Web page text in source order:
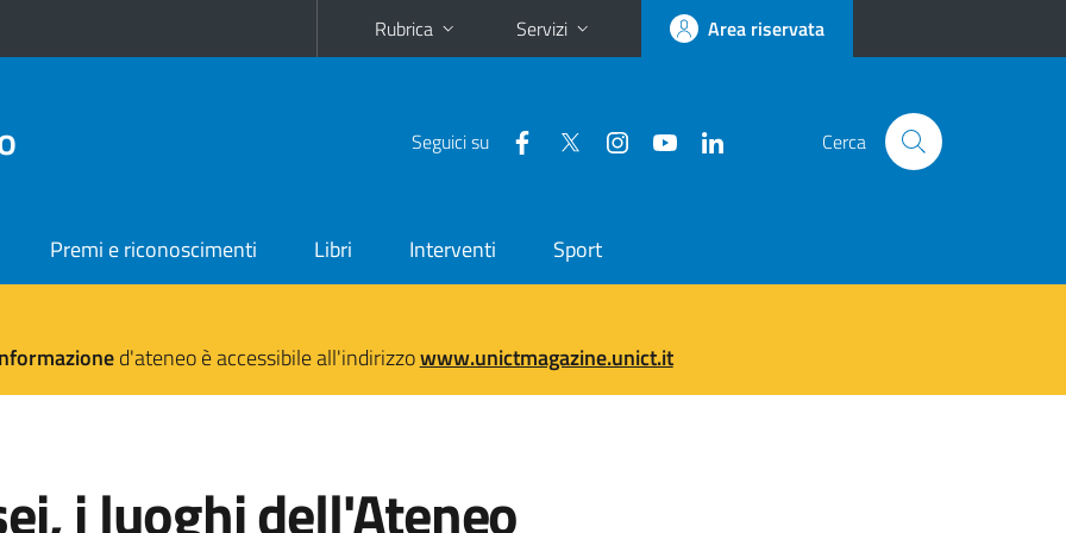
Rubrica Servizi Area riservata
Seguici su Cerca
Premi e riconoscimenti Libri Interventi Sport
d'ateneo è accessibile all'indirizzowww.unictmagazine.unict.it
i luoghi dell'Ateneo